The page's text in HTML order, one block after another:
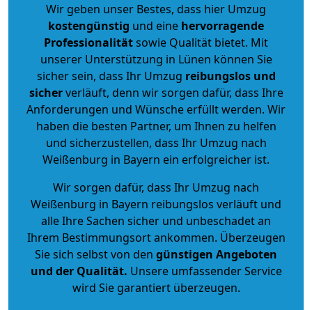
Wir geben unser Bestes, dass hier Umzug
kostengünstig und eine hervorragende
Professionalitätsowie Qualität bietet. Mit
unserer Unterstützung in Lünen können Sie
sicher sein, dass Ihr Umzug reibungslos und
sicherverläuft, denn wir sorgen dafür, dass Ihre
Anforderungen und Wünsche erfüllt werden. Wir
haben die besten Partner, um Ihnen zu helfen
und sicherzustellen, dass Ihr Umzug nach
Weißenburg in Bayern ein erfolgreicher ist.
Wir sorgen dafür, dass Ihr Umzug nach
Weißenburg in Bayern reibungslos verläuft und
alle Ihre Sachen sicher und unbeschadet an
Ihrem Bestimmungsort ankommen. Überzeugen
Sie sich selbst von den günstigen Angeboten
und der Qualität. Unsere umfassender Service
wird Sie garantiert überzeugen.